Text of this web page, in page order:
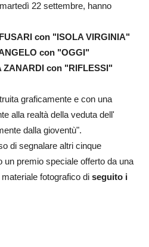
22 settembre, hanno
con "ISOLA VIRGINIA"
con "OGGI"
ZANARDI con "RIFLESSI"
graficamente e con una
alla realtà della veduta dell'
dalla gioventù".
di segnalare altri cinque
premio speciale offerto da una
fotografico di seguito i